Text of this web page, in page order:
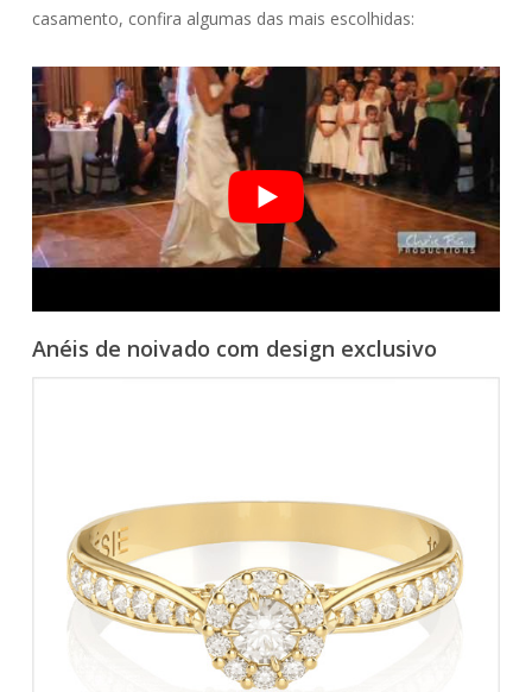
casamento, confira algumas das mais escolhidas:
Anéis de noivado com design exclusivo